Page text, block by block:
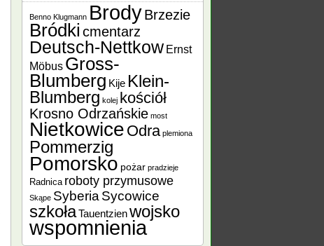
Benno Klugmann BrodyBrzezie
Bródki cmentarz
Deutsch-Nettkow Ernst
Möbus Gross-
Blumberg Kije Klein-
Blumberg kolej kościół
Krosno Odrzańskie most
Nietkowice Odra plemiona
Pommerzig
Pomorsko pożar pradzieje
Radnica roboty przymusowe
Skąpe Syberia Sycowice
szkołaTauentzienwojsko
wspomnienia